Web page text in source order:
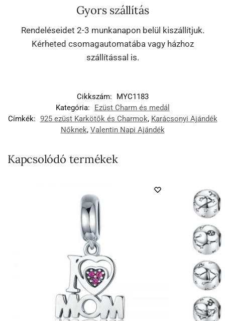
Gyors szállítás
Rendeléseidet 2-3 munkanapon belül kiszállítjuk.
Kérheted csomagautomatába vagy házhoz
szállítással is.
Cikkszám:
MYC1183
Kategória:
Ezüst Charm és medál
Címkék: 925 ezüst Karkötők és Charmok, Karácsonyi Ajándék
Nőknek, Valentin Napi Ajándék
Kapcsolódó termékek